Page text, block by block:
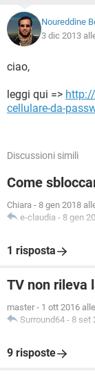
Noureddine
3 dic 2013
ciao,
leggi qui =>
cellulare-da-
Discussioni simili
Come
Chiara - 8 gen 2018
e-claudia - 8 gen
1 risposta
TV non rileva
master - 1 ott 2016
Surround64 - 8 set
9 risposte